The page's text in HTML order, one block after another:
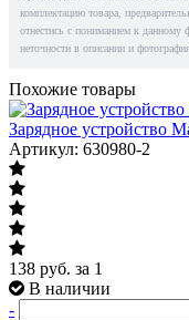
комплектацию товара,
отнестись с пониманием к данному
неточности в описании и
Похожие товары
Зарядное устройство
Артикул: 630980-2
138 руб. за 1
В наличии
-